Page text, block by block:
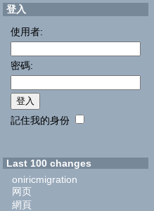
登入
使用者:
密碼:
記住我的身份
Last 100 changes
oniricmigration
网页
網頁